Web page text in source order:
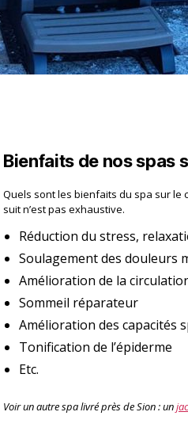
Bienfaits de nos spas
Quels sont les bienfaits du spa sur le
suit n’est pas exhaustive.
Réduction du stress,
Soulagement des douleurs
Amélioration de la
Sommeil réparateur
Amélioration des capacités
Tonification de l’épiderme
Etc.
Voir un autre spa livré près de Sion : un